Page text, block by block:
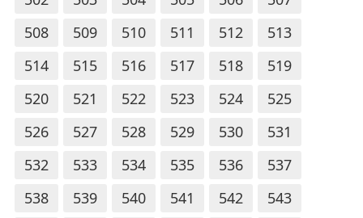
508
509 510 511 512
513
514
515 516 517 518
519
520
521 522 523 524
525
526
527 528 529 530
531
532
533 534 535 536
537
538
539 540 541 542
543